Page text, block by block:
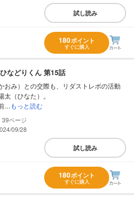
試し読み
180ポイント
すぐに購入
などりくん 第15話
おみ）との交際も、リダストレボの活動
太（ひなた）。
...もっと読む
39
09/28
試し読み
180ポイント
すぐに購入